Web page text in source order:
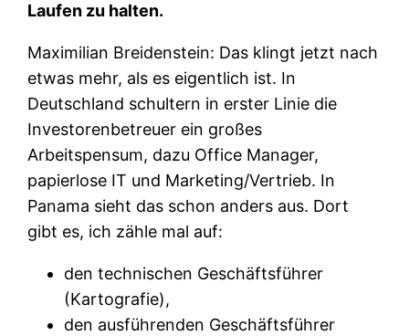
Laufen zu halten.
Maximilian Breidenstein: Das klingt jetzt nach
etwas mehr, als es eigentlich ist. In
Deutschland schultern in erster Linie die
Investorenbetreuer ein großes
Arbeitspensum, dazu Office Manager,
papierlose IT und Marketing/Vertrieb. In
Panama sieht das schon anders aus. Dort
gibt es, ich zähle mal auf:
den technischen Geschäftsführer
(Kartografie),
den ausführenden Geschäftsführer